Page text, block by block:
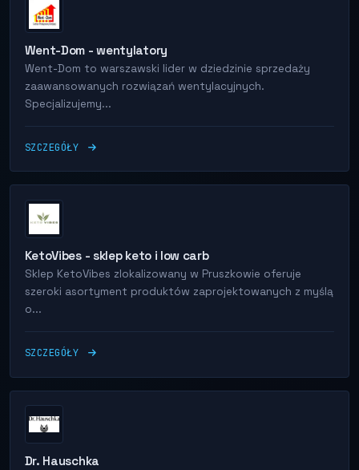
Went-Dom - wentylatory
Went-Dom to warszawski lider w dziedzinie sprzedaży
zaawansowanych rozwiązań wentylacyjnych.
Specjalizujemy...
SZCZEGÓŁY
KetoVibes - sklep keto i low carb
Sklep KetoVibes zlokalizowany w Pruszkowie oferuje
szeroki asortyment produktów zaprojektowanych z myślą
o...
SZCZEGÓŁY
Dr. Hauschka